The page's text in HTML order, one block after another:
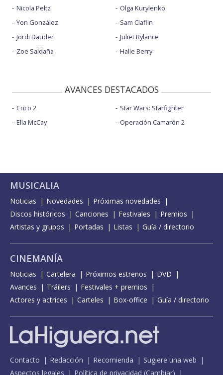
Nicola Peltz
Yon González
Jordi Dauder
Zoe Saldaña
Olga Kurylenko
Sam Claflin
Juliet Rylance
Halle Berry
AVANCES DESTACADOS
Coco 2
Ella McCay
Star Wars: Starfighter
Operación Camarón 2
MUSICALIA
Noticias Novedades
Próximas novedades
Discos históricos
Canciones Festivales
Premios
Artistas y grupos
Portadas Listas Guía / directorio
CINEMANÍA
Noticias Cartelera Próximos estrenos
DVD
Avances
Tráilers
Festivales + premios
Actores y actrices
Carteles Box-office Guía / directorio
Contacto Redacción Recomienda
Sugiere una web
Aspectos legales
Política de privacidad (Cambiar)